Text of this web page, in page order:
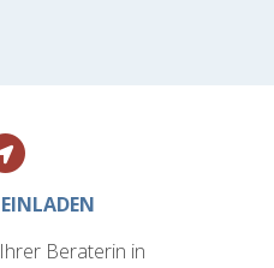
Beraterin in